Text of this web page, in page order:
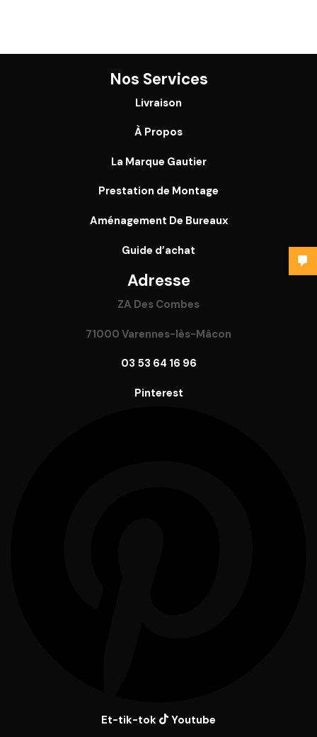
Nos Services
Livraison
À Propos
La Marque Gautier
Prestation de Montage
Aménagement De Bureaux
Guide d’achat
Adresse
ZA Des Combes
71000 Varennes-lès-Mâcon
03 53 64 16 96
Pinterest
Et-tik-tok Youtube